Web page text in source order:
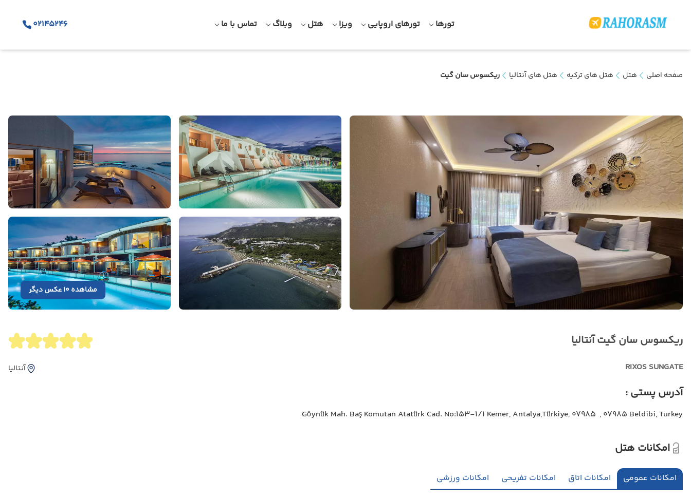
تورها تورهای اروپایی ویزا هتل وبلاگ تماس با ما 02145246
صفحه اصلی هتل هتل های ترکیه هتل های آنتالیا ریکسوس سان گیت
مشاهده 10 عکس دیگر
ریکسوس سان گیت آنتالیا
RIXOS SUNGATE آنتالیا
آدرس پستی :
Göynük Mah. Baş Komutan Atatürk Cad. No:153-1/1 Kemer, Antalya,Türkiye, 07985 , 07985 Beldibi, Turkey
امکانات هتل
امکانات عمومی امکانات اتاق امکانات تفریحی امکانات ورزشی